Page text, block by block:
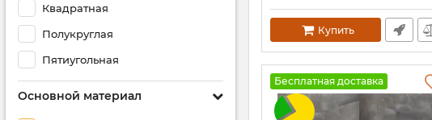
Квадратная
Полукруглая
Пятиугольная
Основной материал
Купить
Бесплатная доставка